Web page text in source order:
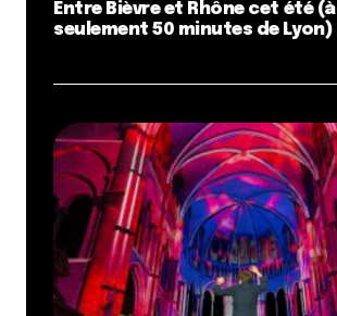
Entre Bièvre et Rhône cet été (à
seulement 50 minutes de Lyon)